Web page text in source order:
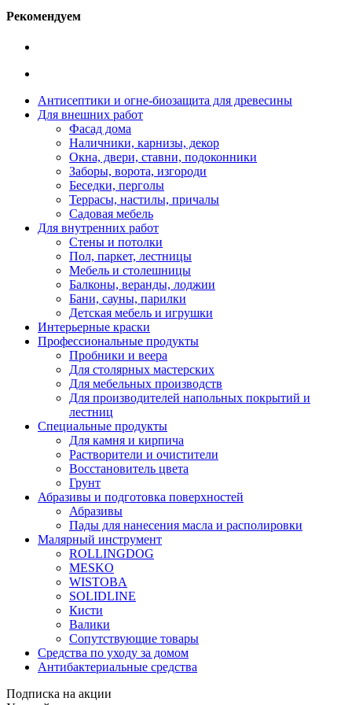
Рекомендуем
Антисептики и огне-биозащита для древесины
Для внешних работ
Фасад дома
Наличники, карнизы, декор
Окна, двери, ставни, подоконники
Заборы, ворота, изгороди
Беседки, перголы
Террасы, настилы, причалы
Садовая мебель
Для внутренних работ
Стены и потолки
Пол, паркет, лестницы
Мебель и столешницы
Балконы, веранды, лоджии
Бани, сауны, парилки
Детская мебель и игрушки
Интерьерные краски
Профессиональные продукты
Пробники и веера
Для столярных мастерских
Для мебельных производств
Для производителей напольных покрытий и
лестниц
Специальные продукты
Для камня и кирпича
Растворители и очистители
Восстановитель цвета
Грунт
Абразивы и подготовка поверхностей
Абразивы
Пады для нанесения масла и располировки
Малярный инструмент
ROLLINGDOG
MESKO
WISTOBA
SOLIDLINE
Кисти
Валики
Сопутствующие товары
Средства по уходу за домом
Антибактериальные средства
Подписка на акции